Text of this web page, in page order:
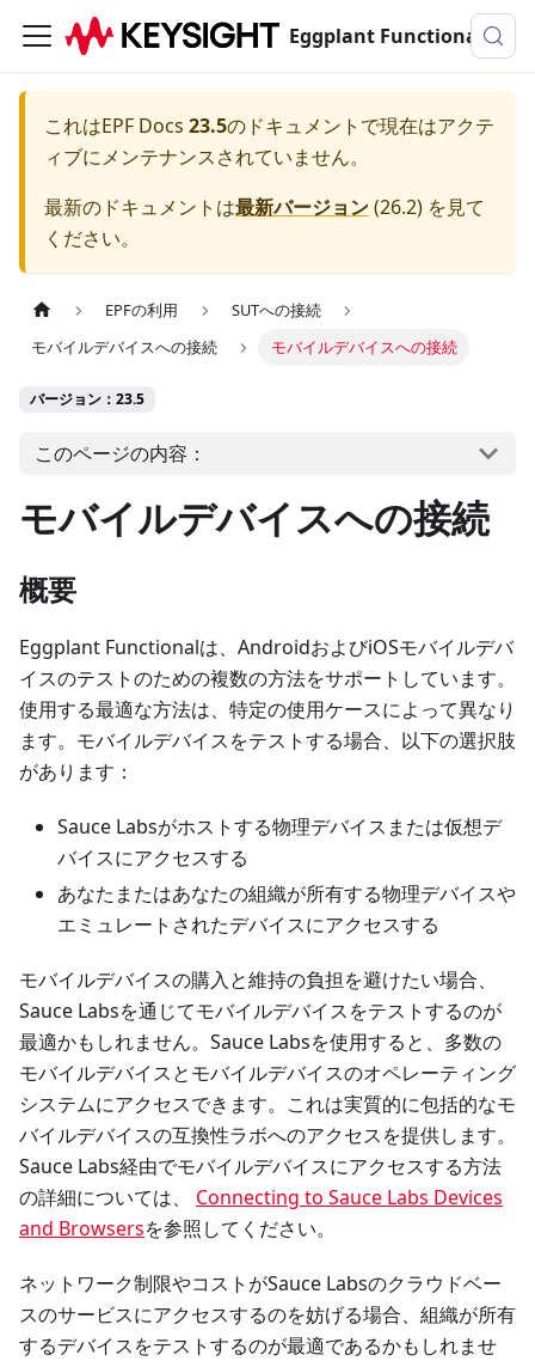
Eggplant Functionalのドキュメンテーション
これはEPF Docs 23.5のドキュメントで現在はアクテ
ィブにメンテナンスされていません。
最新のドキュメントは最新バージョン(26.2) を見て
ください。
EPFの利用
SUTへの接続
モバイルデバイスへの接続
モバイルデバイスへの接続
バージョン：23.5
このページの内容：
モバイルデバイスへの接続
概要
Eggplant Functionalは、AndroidおよびiOSモバイルデバ
イスのテストのための複数の方法をサポートしています。
使用する最適な方法は、特定の使用ケースによって異なり
ます。モバイルデバイスをテストする場合、以下の選択肢
があります：
Sauce Labsがホストする物理デバイスまたは仮想デ
バイスにアクセスする
あなたまたはあなたの組織が所有する物理デバイスや
エミュレートされたデバイスにアクセスする
モバイルデバイスの購入と維持の負担を避けたい場合、
Sauce Labsを通じてモバイルデバイスをテストするのが
最適かもしれません。Sauce Labsを使用すると、多数の
モバイルデバイスとモバイルデバイスのオペレーティング
システムにアクセスできます。これは実質的に包括的なモ
バイルデバイスの互換性ラボへのアクセスを提供します。
Sauce Labs経由でモバイルデバイスにアクセスする方法
の詳細については、 Connecting to Sauce Labs Devices
and Browsersを参照してください。
ネットワーク制限やコストがSauce Labsのクラウドベー
スのサービスにアクセスするのを妨げる場合、組織が所有
するデバイスをテストするのが最適であるかもしれませ